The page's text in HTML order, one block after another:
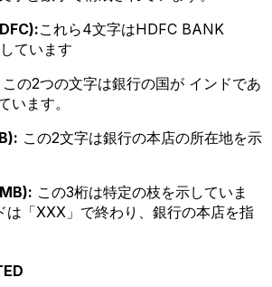
これら4文字はHDFC BANK
ています
この2つの文字は銀行の国が インドであ
います。
この2文字は銀行の本店の所在地を示
この3桁は特定の枝を示していま
は「XXX」で終わり、銀行の本店を指